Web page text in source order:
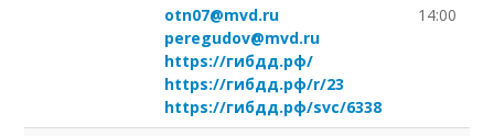
otn07@mvd.ru
peregudov@mvd.ru
https://гибдд.рф/
https://гибдд.рф/r/23
https://гибдд.рф/svc/6338
14:00